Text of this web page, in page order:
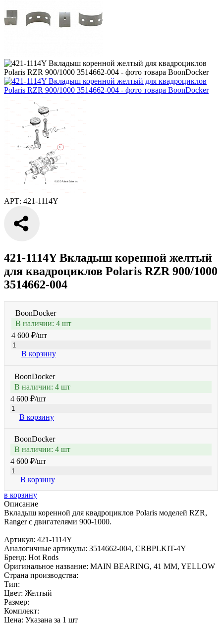
АРТ: 421-1114Y
421-1114Y Вкладыш коренной желтый
для квадроциклов Polaris RZR 900/1000
3514662-004
BoonDocker
В наличии: 4 шт
4 600 ₽/шт
В корзину
BoonDocker
В наличии: 4 шт
4 600 ₽/шт
В корзину
BoonDocker
В наличии: 4 шт
4 600 ₽/шт
В корзину
в корзину
Описание
Вкладыш коренной для квадроциклов Polaris моделей RZR,
Ranger с двигателями 900-1000.
Артикул: 421-1114Y
Аналогичные артикулы: 3514662-004, CRBPLKIT-4Y
Бренд: Hot Rods
Оригинальное название: MAIN BEARING, 41 MM, YELLOW
Страна производства:
Тип:
Цвет: Желтый
Размер:
Комплект:
Цена: Указана за 1 шт